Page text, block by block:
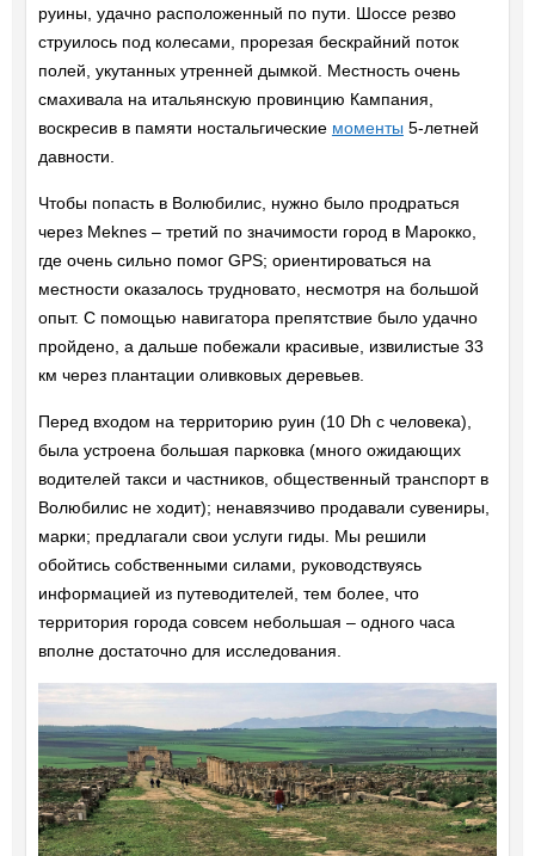
руины, удачно расположенный по пути. Шоссе резво
струилось под колесами, прорезая бескрайний поток
полей, укутанных утренней дымкой. Местность очень
смахивала на итальянскую провинцию Кампания,
воскресив в памяти ностальгические моменты 5-летней
давности.
Чтобы попасть в Волюбилис, нужно было продраться
через Meknes – третий по значимости город в Марокко,
где очень сильно помог GPS; ориентироваться на
местности оказалось трудновато, несмотря на большой
опыт. С помощью навигатора препятствие было удачно
пройдено, а дальше побежали красивые, извилистые 33
км через плантации оливковых деревьев.
Перед входом на территорию руин (10 Dh с человека),
была устроена большая парковка (много ожидающих
водителей такси и частников, общественный транспорт в
Волюбилис не ходит); ненавязчиво продавали сувениры,
марки; предлагали свои услуги гиды. Мы решили
обойтись собственными силами, руководствуясь
информацией из путеводителей, тем более, что
территория города совсем небольшая – одного часа
вполне достаточно для исследования.